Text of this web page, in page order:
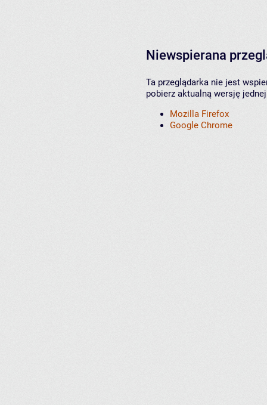
Niewspierana
Ta przeglądarka nie jest
pobierz aktualną wersję
Mozilla Firefox
Google Chrome